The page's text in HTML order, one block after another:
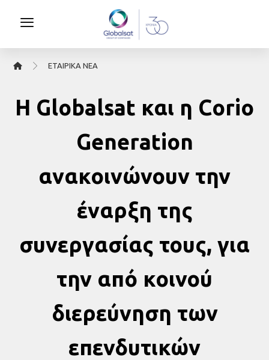
ΕΤΑΙΡΙΚΆ ΝΈΑ
Η Globalsat και η Corio
Generation
ανακοινώνουν την
έναρξη της
συνεργασίας τους, για
την από κοινού
διερεύνηση των
επενδυτικών